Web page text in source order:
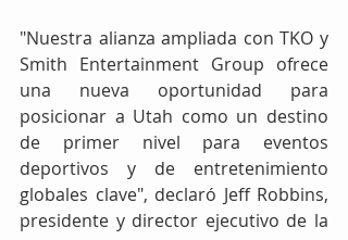
"Nuestra alianza ampliada con TKO y
Smith Entertainment Group ofrece
una nueva oportunidad para
posicionar a Utah como un destino
de primer nivel para eventos
deportivos y de entretenimiento
globales clave", declaró Jeff Robbins,
presidente y director ejecutivo de la